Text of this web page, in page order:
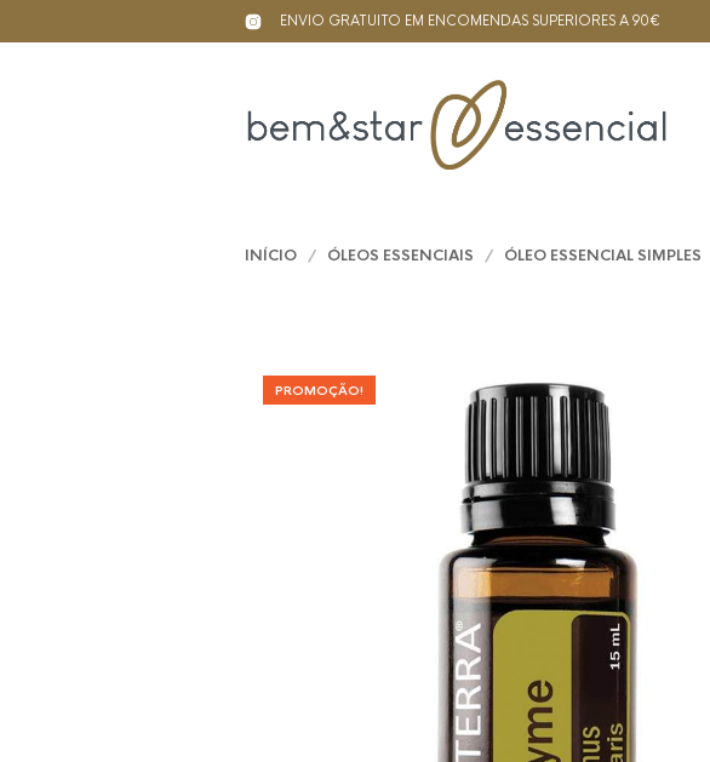
ENVIO GRATUITO EM ENCOMENDAS SUPERIORES A 90€
INÍCIO / ÓLEOS ESSENCIAIS / ÓLEO ESSENCIAL SIMPLES
PROMOÇÃO!